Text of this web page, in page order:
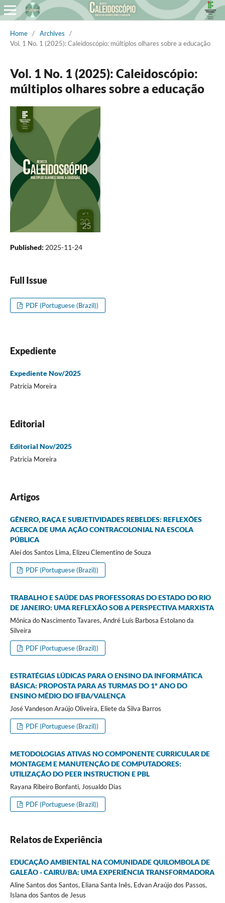
Home / Archives
/
Vol. 1 No. 1 (2025): Caleidoscópio: múltiplos olhares sobre a educação
Vol. 1 No. 1 (2025): Caleidoscópio:
múltiplos olhares sobre a educação
Published: 2025-11-24
Full Issue
PDF (Portuguese (Brazil))
Expediente
Expediente Nov/2025
Patricia Moreira
Editorial
Editorial Nov/2025
Patricia Moreira
Artigos
GÊNERO, RAÇA E SUBJETIVIDADES REBELDES: REFLEXÕES
ACERCA DE UMA AÇÃO CONTRACOLONIAL NA ESCOLA
PÚBLICA
Aleí dos Santos Lima, Elizeu Clementino de Souza
PDF (Portuguese (Brazil))
TRABALHO E SAÚDE DAS PROFESSORAS DO ESTADO DO RIO
DE JANEIRO: UMA REFLEXÃO SOB A PERSPECTIVA MARXISTA
Mônica do Nascimento Tavares, André Luís Barbosa Estolano da
Silveira
PDF (Portuguese (Brazil))
ESTRATÉGIAS LÚDICAS PARA O ENSINO DA INFORMÁTICA
BÁSICA: PROPOSTA PARA AS TURMAS DO 1º ANO DO
ENSINO MÉDIO DO IFBA/VALENÇA
José Vandeson Araújo Oliveira, Eliete da Silva Barros
PDF (Portuguese (Brazil))
METODOLOGIAS ATIVAS NO COMPONENTE CURRICULAR DE
MONTAGEM E MANUTENÇÃO DE COMPUTADORES:
UTILIZAÇÃO DO PEER INSTRUCTION E PBL
Rayana Ribeiro Bonfanti, Josualdo Dias
PDF (Portuguese (Brazil))
Relatos de Experiência
EDUCAÇÃO AMBIENTAL NA COMUNIDADE QUILOMBOLA DE
GALEÃO - CAIRU/BA: UMA EXPERIÊNCIA TRANSFORMADORA
Aline Santos dos Santos, Eliana Santa Inês, Edvan Araújo dos Passos,
Islana dos Santos de Jesus